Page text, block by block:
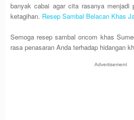
banyak cabai agar cita rasanya menjadi
ketagihan. Resep Sambal Belacan Khas
Semoga resep sambal oncom khas
rasa penasaran Anda terhadap hidangan
Advertisement